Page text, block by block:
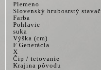
Plemeno
Slovenský hrubosrstý stavač
Farba
Pohlavie
suka
Výška (cm)
F Generácia
X
Čip / tetovanie
Krajina pôvodu